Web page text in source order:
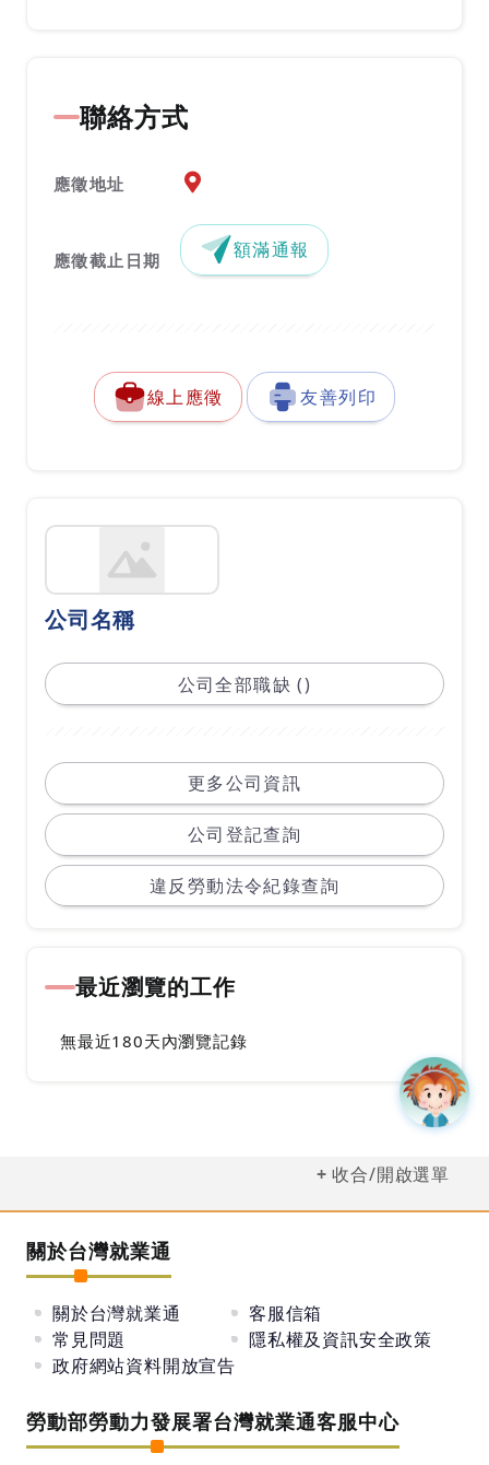
聯絡方式
應徵地址 應徵地址地圖『另開新視窗』
應徵截止日期 額滿通報
線上應徵 友善列印
公司名稱
公司全部職缺 ()
更多公司資訊
公司登記查詢
違反勞動法令紀錄查詢
最近瀏覽的工作
無最近180天內瀏覽記錄
收合/開啟選單
關於台灣就業通
關於台灣就業通
客服信箱
常見問題
隱私權及資訊安全政策
政府網站資料開放宣告
勞動部勞動力發展署台灣就業通客服中心